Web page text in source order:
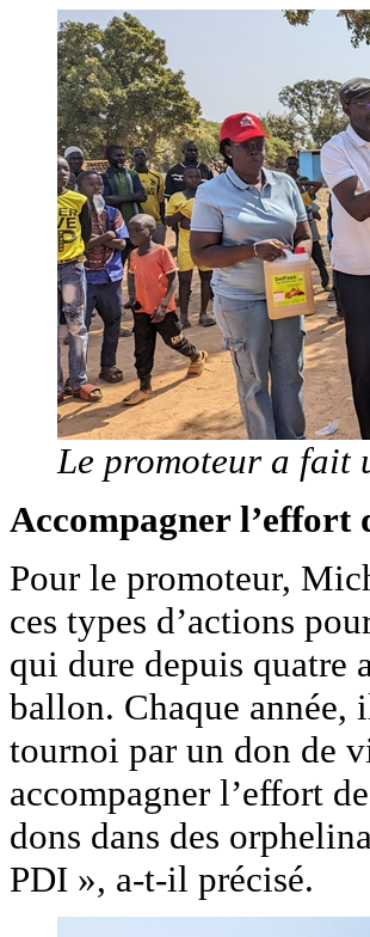
Le promoteur a fait
Accompagner l’effort
Pour le promoteur,
ces types d’actions
qui dure depuis quatre
ballon. Chaque année,
tournoi par un don de
accompagner l’effort
dons dans des
PDI », a-t-il précisé.